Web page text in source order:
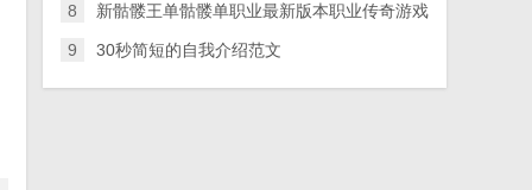
8 新骷髅王单骷髅单职业最新版本职业传奇游戏
9 30秒简短的自我介绍范文